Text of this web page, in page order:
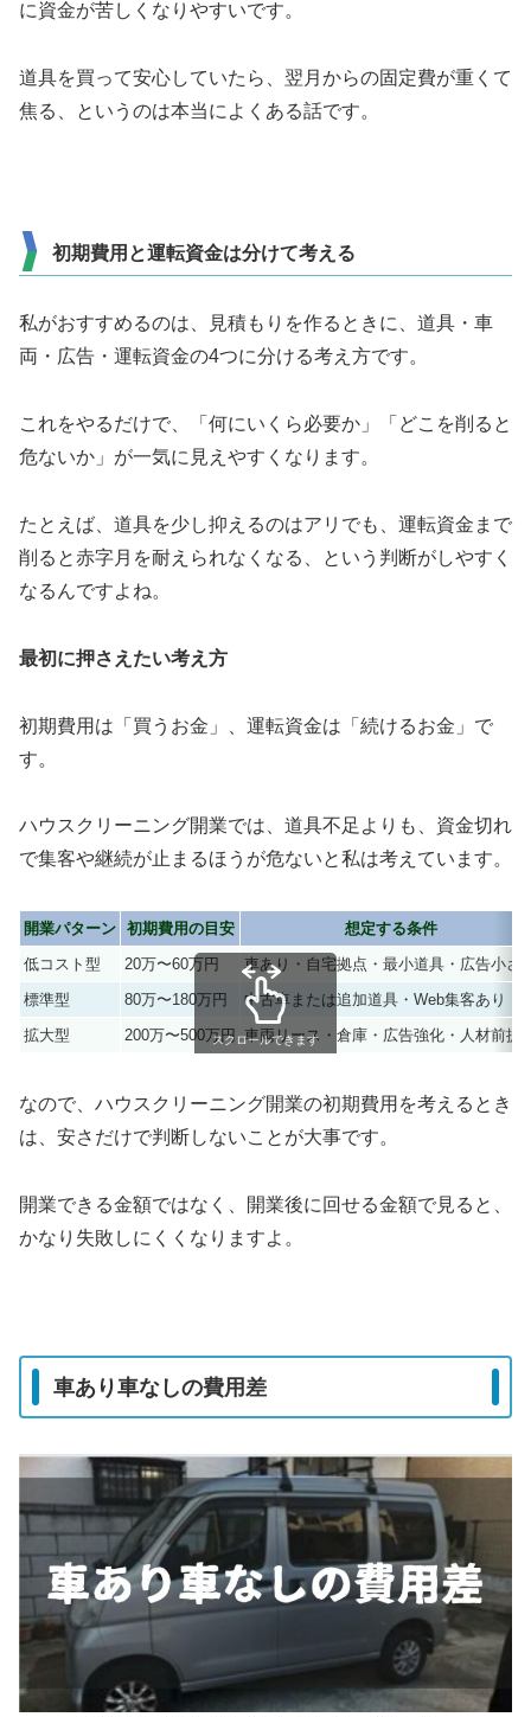
に資金が苦しくなりやすいです。
道具を買って安心していたら、翌月からの固定費が重くて
焦る、というのは本当によくある話です。
初期費用と運転資金は分けて考える
私がおすすめるのは、見積もりを作るときに、道具・車
両・広告・運転資金の4つに分ける考え方です。
これをやるだけで、「何にいくら必要か」「どこを削ると
危ないか」が一気に見えやすくなります。
たとえば、道具を少し抑えるのはアリでも、運転資金まで
削ると赤字月を耐えられなくなる、という判断がしやすく
なるんですよね。
最初に押さえたい考え方
初期費用は「買うお金」、運転資金は「続けるお金」で
す。
ハウスクリーニング開業では、道具不足よりも、資金切れ
で集客や継続が止まるほうが危ないと私は考えています。
開業パターン 初期費用の目安
想定する条件
低コスト型
20万〜60万円
車あり・自宅拠点・最小道具・広告小さ
標準型
80万〜180万円
中古車または追加道具・Web集客あり
拡大型
200万〜500万円 車両リース・倉庫・広告強化・人材前提
スクロールできます
なので、ハウスクリーニング開業の初期費用を考えるとき
は、安さだけで判断しないことが大事です。
開業できる金額ではなく、 開業後に回せる金額で見ると、
かなり失敗しにくくなりますよ。
車あり車なしの費用差